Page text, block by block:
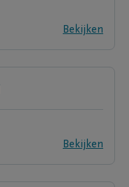
Bekijken
Bekijken